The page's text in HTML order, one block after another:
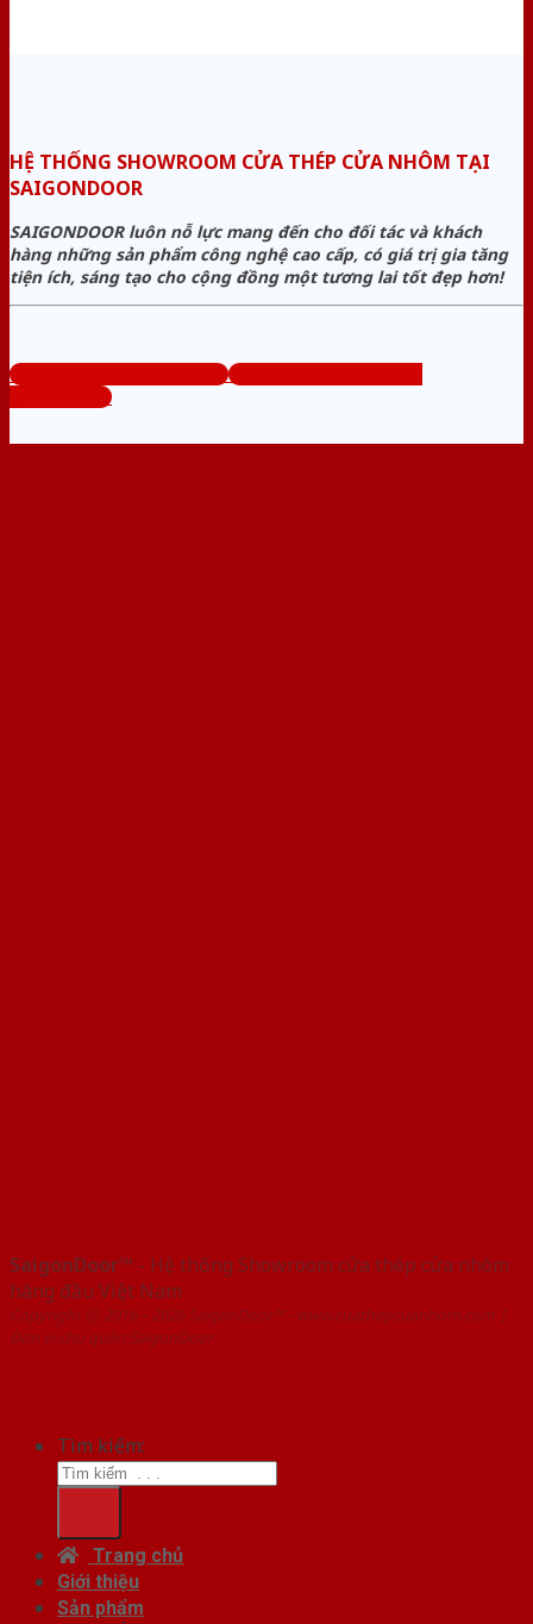
HỆ THỐNG SHOWROOM CỬA THÉP CỬA NHÔM TẠI
SAIGONDOOR
SAIGONDOOR luôn nỗ lực mang đến cho đối tác và khách
hàng những sản phẩm công nghệ cao cấp, có giá trị gia tăng
tiện ích, sáng tạo cho cộng đồng một tương lai tốt đẹp hơn!
www.cuathepcuanhom.com
Tổng đài tư vấn miễn phí:
0824.400.400
SaigonDoor™ - Hệ thống Showroom cửa thép cửa nhôm
hàng đầu Việt Nam
Copyright ⓒ 2016 – 2026 SaigonDoor™ - www.cuathepcuanhom.com |
Đơn vị chủ quản SaigonDoor
Tìm kiếm:
Trang chủ
Giới thiệu
Sản phẩm